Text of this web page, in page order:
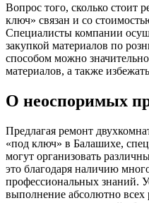
Вопрос того, сколько стоит
ключ» связан и со
Специалисты компании
закупкой материалов по
способом можно
материалов, а также
О неоспоримых
Предлагая ремонт
«под ключ» в Балашихе,
могут организовать
это благодаря наличию
профессиональных знаний.
выполнение абсолютно всех